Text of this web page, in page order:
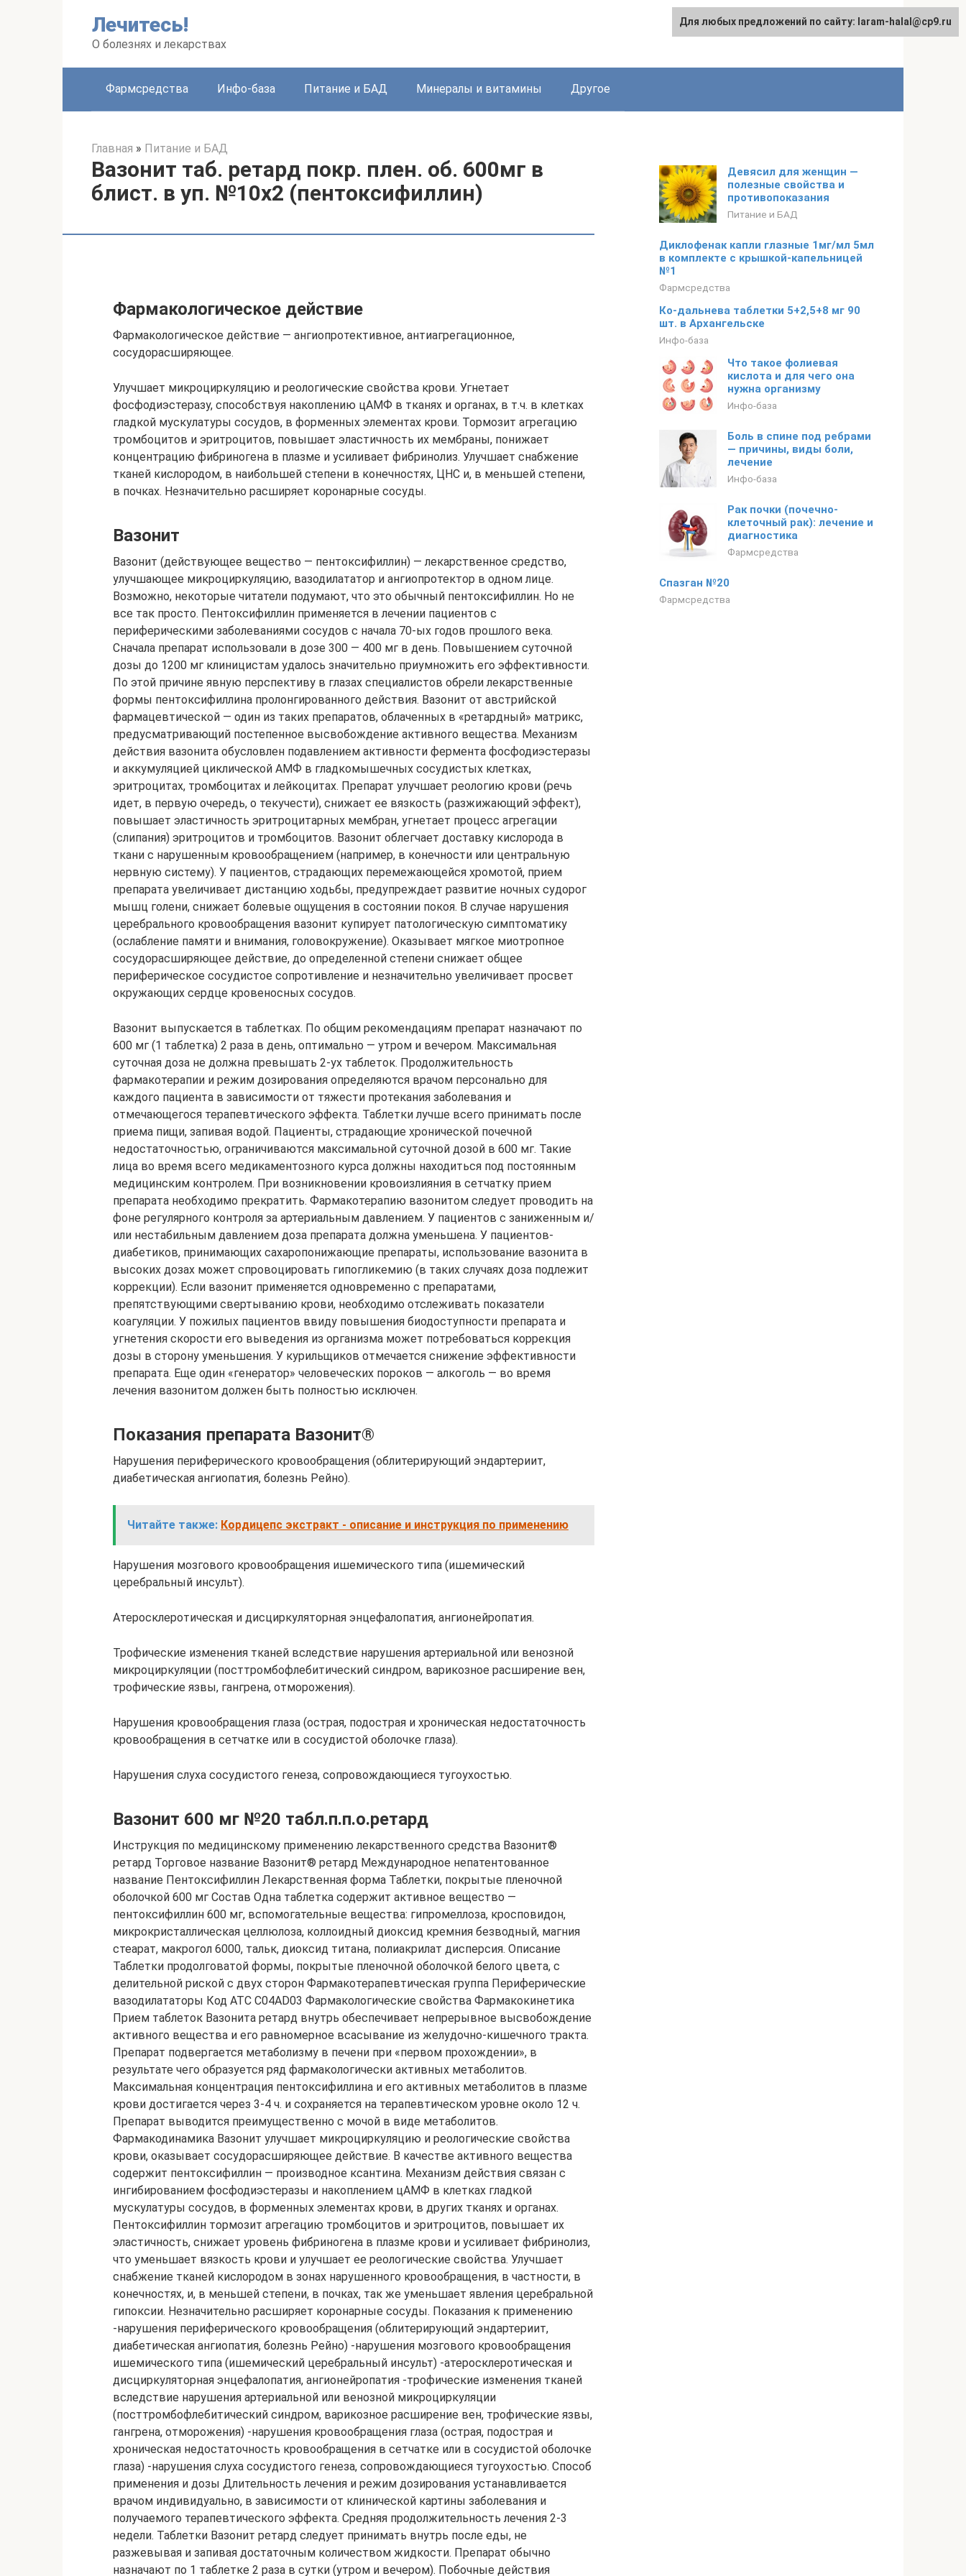
Лечитесь!
О болезнях и лекарствах
Фармсредства Инфо-база Питание и БАД Минералы и витамины Другое
Главная » Питание и БАД
Вазонит таб. ретард покр. плен. об. 600мг в
блист. в уп. №10х2 (пентоксифиллин)
Фармакологическое действие
Фармакологическое действие — ангиопротективное, антиагрегационное,
сосудорасширяющее.
Улучшает микроциркуляцию и реологические свойства крови. Угнетает
фосфодиэстеразу, способствуя накоплению цАМФ в тканях и органах, в т.ч. в клетках
гладкой мускулатуры сосудов, в форменных элементах крови. Тормозит агрегацию
тромбоцитов и эритроцитов, повышает эластичность их мембраны, понижает
концентрацию фибриногена в плазме и усиливает фибринолиз. Улучшает снабжение
тканей кислородом, в наибольшей степени в конечностях, ЦНС и, в меньшей степени,
в почках. Незначительно расширяет коронарные сосуды.
Вазонит
Вазонит (действующее вещество — пентоксифиллин) — лекарственное средство,
улучшающее микроциркуляцию, вазодилататор и ангиопротектор в одном лице.
Возможно, некоторые читатели подумают, что это обычный пентоксифиллин. Но не
все так просто. Пентоксифиллин применяется в лечении пациентов с
периферическими заболеваниями сосудов с начала 70-ых годов прошлого века.
Сначала препарат использовали в дозе 300 — 400 мг в день. Повышением суточной
дозы до 1200 мг клиницистам удалось значительно приумножить его эффективности.
По этой причине явную перспективу в глазах специалистов обрели лекарственные
формы пентоксифиллина пролонгированного действия. Вазонит от австрийской
фармацевтической — один из таких препаратов, облаченных в «ретардный» матрикс,
предусматривающий постепенное высвобождение активного вещества. Механизм
действия вазонита обусловлен подавлением активности фермента фосфодиэстеразы
и аккумуляцией циклической АМФ в гладкомышечных сосудистых клетках,
эритроцитах, тромбоцитах и лейкоцитах. Препарат улучшает реологию крови (речь
идет, в первую очередь, о текучести), снижает ее вязкость (разжижающий эффект),
повышает эластичность эритроцитарных мембран, угнетает процесс агрегации
(слипания) эритроцитов и тромбоцитов. Вазонит облегчает доставку кислорода в
ткани с нарушенным кровообращением (например, в конечности или центральную
нервную систему). У пациентов, страдающих перемежающейся хромотой, прием
препарата увеличивает дистанцию ходьбы, предупреждает развитие ночных судорог
мышц голени, снижает болевые ощущения в состоянии покоя. В случае нарушения
церебрального кровообращения вазонит купирует патологическую симптоматику
(ослабление памяти и внимания, головокружение). Оказывает мягкое миотропное
сосудорасширяющее действие, до определенной степени снижает общее
периферическое сосудистое сопротивление и незначительно увеличивает просвет
окружающих сердце кровеносных сосудов.
Вазонит выпускается в таблетках. По общим рекомендациям препарат назначают по
600 мг (1 таблетка) 2 раза в день, оптимально — утром и вечером. Максимальная
суточная доза не должна превышать 2-ух таблеток. Продолжительность
фармакотерапии и режим дозирования определяются врачом персонально для
каждого пациента в зависимости от тяжести протекания заболевания и
отмечающегося терапевтического эффекта. Таблетки лучше всего принимать после
приема пищи, запивая водой. Пациенты, страдающие хронической почечной
недостаточностью, ограничиваются максимальной суточной дозой в 600 мг. Такие
лица во время всего медикаментозного курса должны находиться под постоянным
медицинским контролем. При возникновении кровоизлияния в сетчатку прием
препарата необходимо прекратить. Фармакотерапию вазонитом следует проводить на
фоне регулярного контроля за артериальным давлением. У пациентов с заниженным и/
или нестабильным давлением доза препарата должна уменьшена. У пациентов-
диабетиков, принимающих сахаропонижающие препараты, использование вазонита в
высоких дозах может спровоцировать гипогликемию (в таких случаях доза подлежит
коррекции). Если вазонит применяется одновременно с препаратами,
препятствующими свертыванию крови, необходимо отслеживать показатели
коагуляции. У пожилых пациентов ввиду повышения биодоступности препарата и
угнетения скорости его выведения из организма может потребоваться коррекция
дозы в сторону уменьшения. У курильщиков отмечается снижение эффективности
препарата. Еще один «генератор» человеческих пороков — алкоголь — во время
лечения вазонитом должен быть полностью исключен.
Показания препарата Вазонит®
Нарушения периферического кровообращения (облитерирующий эндартериит,
диабетическая ангиопатия, болезнь Рейно).
Читайте также: Кордицепс экстракт - описание и инструкция по применению
Нарушения мозгового кровообращения ишемического типа (ишемический
церебральный инсульт).
Атеросклеротическая и дисциркуляторная энцефалопатия, ангионейропатия.
Трофические изменения тканей вследствие нарушения артериальной или венозной
микроциркуляции (посттромбофлебитический синдром, варикозное расширение вен,
трофические язвы, гангрена, отморожения).
Нарушения кровообращения глаза (острая, подострая и хроническая недостаточность
кровообращения в сетчатке или в сосудистой оболочке глаза).
Нарушения слуха сосудистого генеза, сопровождающиеся тугоухостью.
Вазонит 600 мг №20 табл.п.п.о.ретард
Инструкция по медицинскому применению лекарственного средства Вазонит®
ретард Торговое название Вазонит® ретард Международное непатентованное
название Пентоксифиллин Лекарственная форма Таблетки, покрытые пленочной
оболочкой 600 мг Состав Одна таблетка содержит активное вещество —
пентоксифиллин 600 мг, вспомогательные вещества: гипромеллоза, кросповидон,
микрокристаллическая целлюлоза, коллоидный диоксид кремния безводный, магния
стеарат, макрогол 6000, тальк, диоксид титана, полиакрилат дисперсия. Описание
Таблетки продолговатой формы, покрытые пленочной оболочкой белого цвета, с
делительной риской с двух сторон Фармакотерапевтическая группа Периферические
вазодилататоры Код АТС C04AD03 Фармакологические свойства Фармакокинетика
Прием таблеток Вазонита ретард внутрь обеспечивает непрерывное высвобождение
активного вещества и его равномерное всасывание из желудочно-кишечного тракта.
Препарат подвергается метаболизму в печени при «первом прохождении», в
результате чего образуется ряд фармакологически активных метаболитов.
Максимальная концентрация пентоксифиллина и его активных метаболитов в плазме
крови достигается через 3-4 ч. и сохраняется на терапевтическом уровне около 12 ч.
Препарат выводится преимущественно с мочой в виде метаболитов.
Фармакодинамика Вазонит улучшает микроциркуляцию и реологические свойства
крови, оказывает сосудорасширяющее действие. В качестве активного вещества
содержит пентоксифиллин — производное ксантина. Механизм действия связан с
ингибированием фосфодиэстеразы и накоплением цАМФ в клетках гладкой
мускулатуры сосудов, в форменных элементах крови, в других тканях и органах.
Пентоксифиллин тормозит агрегацию тромбоцитов и эритроцитов, повышает их
эластичность, снижает уровень фибриногена в плазме крови и усиливает фибринолиз,
что уменьшает вязкость крови и улучшает ее реологические свойства. Улучшает
снабжение тканей кислородом в зонах нарушенного кровообращения, в частности, в
конечностях, и, в меньшей степени, в почках, так же уменьшает явления церебральной
гипоксии. Незначительно расширяет коронарные сосуды. Показания к применению
-нарушения периферического кровообращения (облитерирующий эндартериит,
диабетическая ангиопатия, болезнь Рейно) -нарушения мозгового кровообращения
ишемического типа (ишемический церебральный инсульт) -атеросклеротическая и
дисциркуляторная энцефалопатия, ангионейропатия -трофические изменения тканей
вследствие нарушения артериальной или венозной микроциркуляции
(посттромбофлебитический синдром, варикозное расширение вен, трофические язвы,
гангрена, отморожения) -нарушения кровообращения глаза (острая, подострая и
хроническая недостаточность кровообращения в сетчатке или в сосудистой оболочке
глаза) -нарушения слуха сосудистого генеза, сопровождающиеся тугоухостью. Способ
применения и дозы Длительность лечения и режим дозирования устанавливается
врачом индивидуально, в зависимости от клинической картины заболевания и
получаемого терапевтического эффекта. Средняя продолжительность лечения 2-3
недели. Таблетки Вазонит ретард следует принимать внутрь после еды, не
разжевывая и запивая достаточным количеством жидкости. Препарат обычно
назначают по 1 таблетке 2 раза в сутки (утром и вечером). Побочные действия
Девясил для женщин —
полезные свойства и
противопоказания
Питание и БАД
Диклофенак капли глазные 1мг/мл 5мл
в комплекте с крышкой-капельницей
№1
Фармсредства
Ко-дальнева таблетки 5+2,5+8 мг 90
шт. в Архангельске
Инфо-база
Что такое фолиевая
кислота и для чего она
нужна организму
Инфо-база
Боль в спине под ребрами
— причины, виды боли,
лечение
Инфо-база
Рак почки (почечно-
клеточный рак): лечение и
диагностика
Фармсредства
Спазган №20
Фармсредства
Для любых предложений по сайту: laram-halal@cp9.ru